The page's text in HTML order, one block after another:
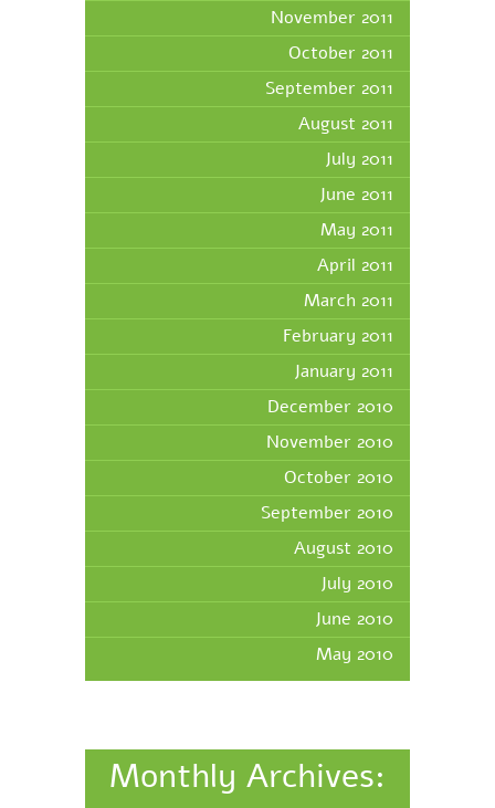
November 2011
October 2011
September 2011
August 2011
July 2011
June 2011
May 2011
April 2011
March 2011
February 2011
January 2011
December 2010
November 2010
October 2010
September 2010
August 2010
July 2010
June 2010
May 2010
Monthly Archives: